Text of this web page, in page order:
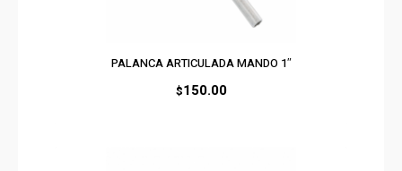
PALANCA ARTICULADA MANDO 1″
$150.00